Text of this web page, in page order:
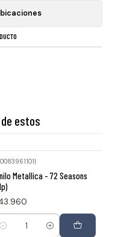
estos
|
Metallica - 72 Seasons